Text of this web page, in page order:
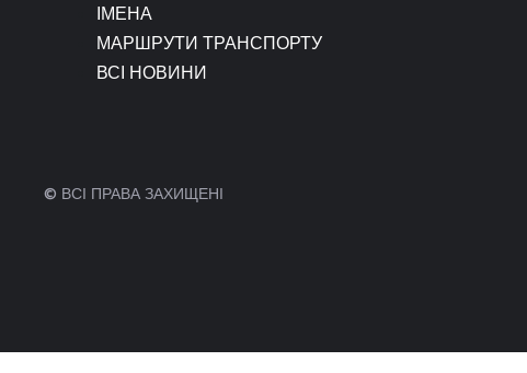
ІМЕНА
МАРШРУТИ ТРАНСПОРТУ
ВСІ НОВИНИ
© ВСІ ПРАВА ЗАХИЩЕНІ